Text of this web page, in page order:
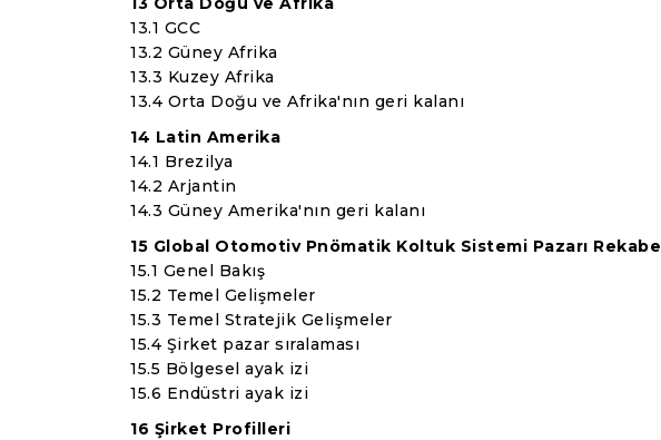
13.1 GCC
13.2 Güney Afrika
13.3 Kuzey Afrika
13.4 Orta Doğu ve Afrika'nın geri kalanı
14 Latin Amerika
14.1 Brezilya
14.2 Arjantin
14.3 Güney Amerika'nın geri kalanı
15 Global Otomotiv Pnömatik Koltuk Sistemi Pazarı
15.1 Genel Bakış
15.2 Temel Gelişmeler
15.3 Temel Stratejik Gelişmeler
15.4 Şirket pazar sıralaması
15.5 Bölgesel ayak izi
15.6 Endüstri ayak izi
16 Şirket Profilleri